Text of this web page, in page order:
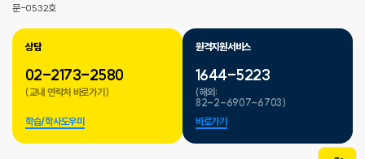
문-0532호
상담
02-2173-2580
(교내 연락처 바로가기)
학습/학사도우미
원격지원서비스
1644-5223
(해외:
82-2-6907-6703)
바로가기